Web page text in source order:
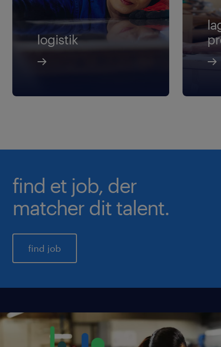
logistik
find et job, der
matcher dit talent.
find job